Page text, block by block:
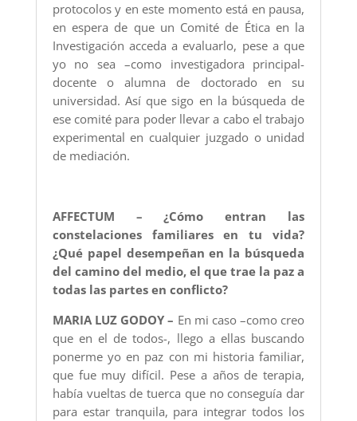
protocolos y en este momento está en pausa,
en espera de que un Comité de Ética en la
Investigación acceda a evaluarlo, pese a que
yo no sea –como investigadora principal-
docente o alumna de doctorado en su
universidad. Así que sigo en la búsqueda de
ese comité para poder llevar a cabo el trabajo
experimental en cualquier juzgado o unidad
de mediación.
AFFECTUM – ¿Cómo entran las
constelaciones familiares en tu vida?
¿Qué papel desempeñan en la búsqueda
del camino del medio, el que trae la paz a
todas las partes en conflicto?
MARIA LUZ GODOY – En mi caso –como creo
que en el de todos-, llego a ellas buscando
ponerme yo en paz con mi historia familiar,
que fue muy difícil. Pese a años de terapia,
había vueltas de tuerca que no conseguía dar
para estar tranquila, para integrar todos los